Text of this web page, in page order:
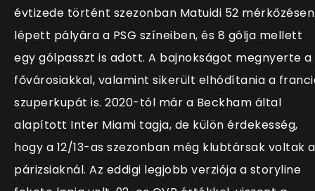
évtizede történt szezonban Matuidi 52 mérkőzésen
lépett pályára a PSG színeiben, és 8 gólja mellett
egy gólpasszt is adott. A bajnokságot megnyerte a
fővárosiakkal, valamint sikerült elhódítania a
szuperkupát is. 2020-tól már a Beckham által
alapított Inter Miami tagja, de külön érdekesség,
hogy a 12/13-as szezonban még klubtársak voltak a
párizsiaknál. Az eddigi legjobb verziója a storyline